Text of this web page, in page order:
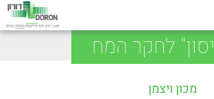
לחקר המח
מכון ויצמן